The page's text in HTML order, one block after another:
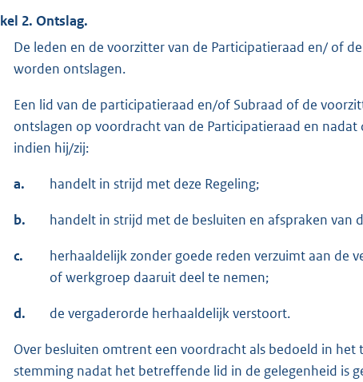
2. Ontslag.
De leden en de voorzitter van de Participatieraad en/ of
worden ontslagen.
Een lid van de participatieraad en/of Subraad of de
ontslagen op voordracht van de Participatieraad en
indien hij/zij:
a. handelt in strijd met deze Regeling;
b. handelt in strijd met de besluiten en afspraken van
c.
herhaaldelijk zonder goede reden verzuimt aan de
of werkgroep daaruit deel te nemen;
d. de vergaderorde herhaaldelijk verstoort.
Over besluiten omtrent een voordracht als bedoeld in
stemming nadat het betreffende lid in de gelegenheid is